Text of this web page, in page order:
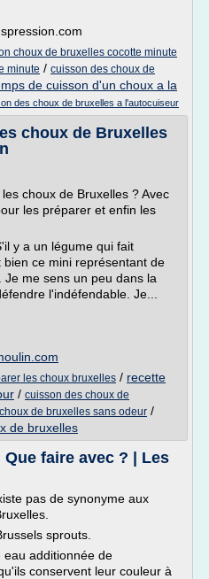
choux de bruxelles cocotte minute
minute / cuisson des choux de
de cuisson d'un choux a la
des choux de bruxelles a l'autocuiseur
choux de Bruxelles
choux de Bruxelles ? Avec
les préparer et enfin les
y a un légume qui fait
ce mini représentant de
me sens un peu dans la
l'indéfendable. Je...
les choux bruxelles / recette
/ cuisson des choux de
de bruxelles sans odeur /
de bruxelles
faire avec ? | Les
pas de synonyme aux
sprouts.
eau additionnée de
conservent leur couleur à